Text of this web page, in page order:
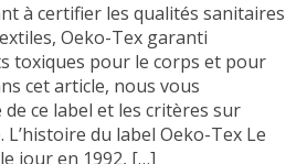
à certifier les qualités sanitaires
Oeko-Tex garanti
toxiques pour le corps et pour
cet article, nous vous
ce label et les critères sur
L’histoire du label Oeko-Tex Le
jour en 1992, […]